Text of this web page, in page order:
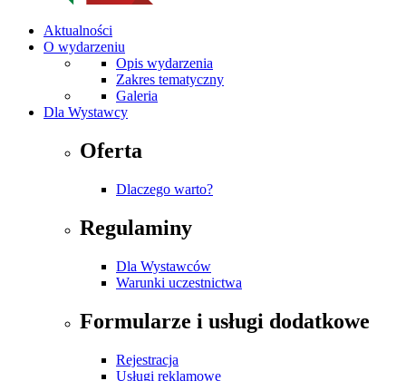
Aktualności
O wydarzeniu
Opis wydarzenia
Zakres tematyczny
Galeria
Dla Wystawcy
Oferta
Dlaczego warto?
Regulaminy
Dla Wystawców
Warunki uczestnictwa
Formularze i usługi dodatkowe
Rejestracja
Usługi reklamowe